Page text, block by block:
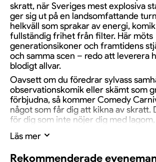
skratt, när Sveriges mest explosiva
ger sig ut på en landsomfattande
helkväll som sprakar av energi,
fullständig frihet från filter. Här möts
generationsikoner och framtidens
och samma scen – redo att leverera
blodigt allvar.
Oavsett om du föredrar sylvass
observationskomik eller skämt som
förbjudna, så kommer Comedy
något som får dig att kikna av skratt.
för dig som inte nöjer dig med
leende. På Comedy Carnival ges
oförutsägbart, så levande – och så
Läs mer
Rekommenderade